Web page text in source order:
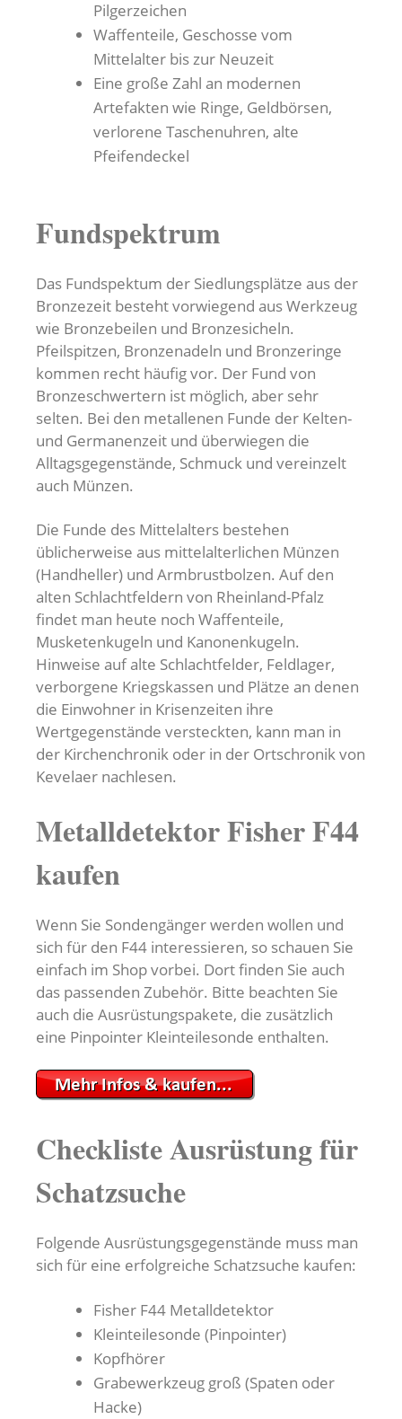
Pilgerzeichen
Waffenteile, Geschosse vom
Mittelalter bis zur Neuzeit
Eine große Zahl an modernen
Artefakten wie Ringe, Geldbörsen,
verlorene Taschenuhren, alte
Pfeifendeckel
Fundspektrum
Das Fundspektum der Siedlungsplätze aus der
Bronzezeit besteht vorwiegend aus Werkzeug
wie Bronzebeilen und Bronzesicheln.
Pfeilspitzen, Bronzenadeln und Bronzeringe
kommen recht häufig vor. Der Fund von
Bronzeschwertern ist möglich, aber sehr
selten. Bei den metallenen Funde der Kelten-
und Germanenzeit und überwiegen die
Alltagsgegenstände, Schmuck und vereinzelt
auch Münzen.
Die Funde des Mittelalters bestehen
üblicherweise aus mittelalterlichen Münzen
(Handheller) und Armbrustbolzen. Auf den
alten Schlachtfeldern von Rheinland-Pfalz
findet man heute noch Waffenteile,
Musketenkugeln und Kanonenkugeln.
Hinweise auf alte Schlachtfelder, Feldlager,
verborgene Kriegskassen und Plätze an denen
die Einwohner in Krisenzeiten ihre
Wertgegenstände versteckten, kann man in
der Kirchenchronik oder in der Ortschronik von
Kevelaer nachlesen.
Metalldetektor Fisher F44
kaufen
Wenn Sie Sondengänger werden wollen und
sich für den F44 interessieren, so schauen Sie
einfach im Shop vorbei. Dort finden Sie auch
das passenden Zubehör. Bitte beachten Sie
auch die Ausrüstungspakete, die zusätzlich
eine Pinpointer Kleinteilesonde enthalten.
Checkliste Ausrüstung für
Schatzsuche
Folgende Ausrüstungsgegenstände muss man
sich für eine erfolgreiche Schatzsuche kaufen:
Fisher F44 Metalldetektor
Kleinteilesonde (Pinpointer)
Kopfhörer
Grabewerkzeug groß (Spaten oder
Hacke)